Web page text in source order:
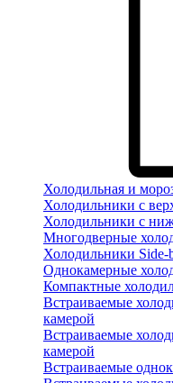
Холодильная и
Холодильники с
Холодильники с
Многодверные
Холодильники Side-
Однокамерные
Компактные
Встраиваемые
камерой
Встраиваемые
камерой
Встраиваемые